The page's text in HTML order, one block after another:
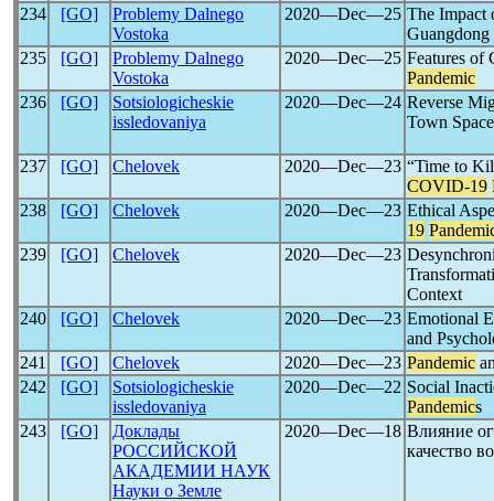
234 [GO]
Problemy Dalnego
Vostoka
2020―Dec―25 The Impact
235
[GO]
Problemy Dalnego
Vostoka
2020―Dec―25 Features of
Pandemic
236
[GO]
Sotsiologicheskie
issledovaniya
2020―Dec―24 Reverse
Town
237 [GO] Chelovek 2020―Dec―23 “Time to
COVID-19
238
[GO] Chelovek 2020―Dec―23 Ethical
19
239
[GO] Chelovek 2020―Dec―23
Context
240
[GO] Chelovek 2020―Dec―23 Emotional
and
241
[GO] Chelovek 2020―Dec―23 Pandemic
242
[GO]
Sotsiologicheskie
issledovaniya
2020―Dec―22 Social
Pandemics
243
[GO]
Доклады
РОССИЙСКОЙ
АКАДЕМИИ НАУК
Науки о Земле
2020―Dec―18 Влияние
качество